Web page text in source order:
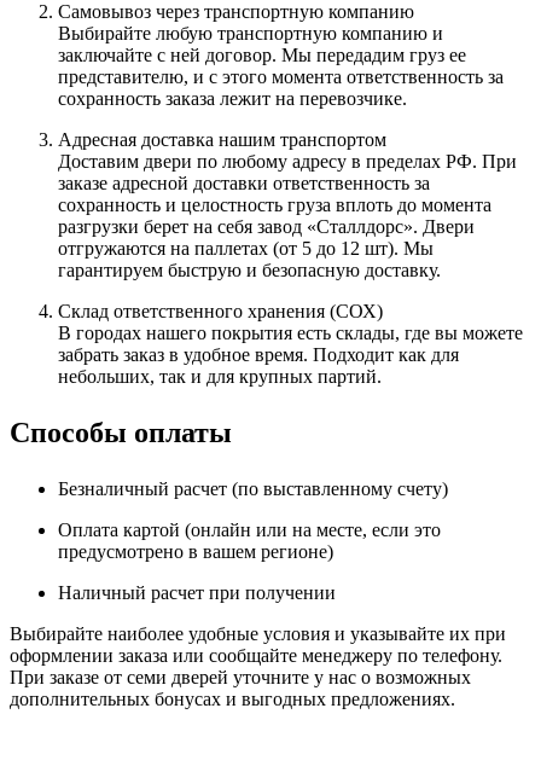
Самовывоз через транспортную компанию
Выбирайте любую транспортную компанию и
заключайте с ней договор. Мы передадим груз ее
представителю, и с этого момента ответственность за
сохранность заказа лежит на перевозчике.
Адресная доставка нашим транспортом
Доставим двери по любому адресу в пределах РФ. При
заказе адресной доставки ответственность за
сохранность и целостность груза вплоть до момента
разгрузки берет на себя завод «Сталлдорс». Двери
отгружаются на паллетах (от 5 до 12 шт). Мы
гарантируем быструю и безопасную доставку.
Склад ответственного хранения (СОХ)
В городах нашего покрытия есть склады, где вы можете
забрать заказ в удобное время. Подходит как для
небольших, так и для крупных партий.
Способы оплаты
Безналичный расчет (по выставленному счету)
Оплата картой (онлайн или на месте, если это
предусмотрено в вашем регионе)
Наличный расчет при получении
Выбирайте наиболее удобные условия и указывайте их при
оформлении заказа или сообщайте менеджеру по телефону.
При заказе от семи дверей уточните у нас о возможных
дополнительных бонусах и выгодных предложениях.